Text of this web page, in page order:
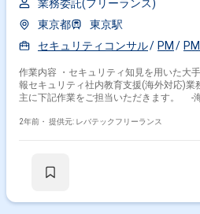
業務委託(フリーランス)
東京都
東京駅
セキュリティコンサル
PM
作業内容 ・セキュリティ知見を用いた大
報セキュリティ社内教育支援(海外対応)業
主に下記作業をご担当いただきます。 -
の英訳業務 会議での説明・QA対応業務
2年前・ 提供元: レバテックフリーランス